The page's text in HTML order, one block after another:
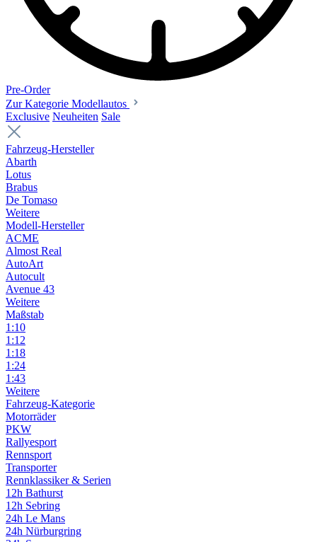
Pre-Order
Zur Kategorie Modellautos
Exclusive Neuheiten Sale
Fahrzeug-Hersteller
Abarth
Lotus
Brabus
De Tomaso
Weitere
Modell-Hersteller
ACME
Almost Real
AutoArt
Autocult
Avenue 43
Weitere
Maßstab
1:10
1:12
1:18
1:24
1:43
Weitere
Fahrzeug-Kategorie
Motorräder
PKW
Rallyesport
Rennsport
Transporter
Rennklassiker & Serien
12h Bathurst
12h Sebring
24h Le Mans
24h Nürburgring